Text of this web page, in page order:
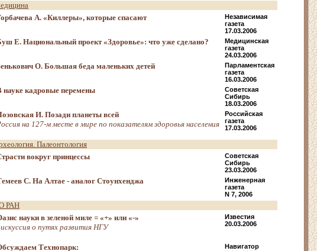
А. «Киллеры», которые спасают
Независимая
газета
17.03.2006
Е. Национальный проект «Здоровье»: что уже сделано?
Медицинская
газета
24.03.2006
О. Большая беда маленьких детей
Парламентская
газета
16.03.2006
науке кадровые перемены
Советская
Сибирь
18.03.2006
И. Позади планеты всей
на 127-м месте в мире по показателям здоровья населения
Российская
газета
17.03.2006
Палеонтология
вокруг принцессы
Советская
Сибирь
23.03.2006
С. На Алтае - аналог Стоунхенджа
Инженерная
газета
N 7, 2006
РАН
науки в зеленой миле = «+» или «-»
о путях развития НГУ
Известия
20.03.2006
Технопарк:
Навигатор